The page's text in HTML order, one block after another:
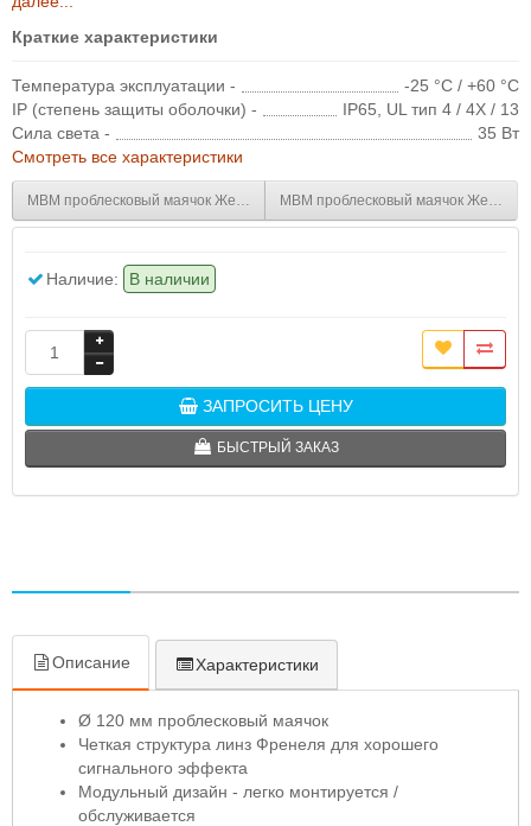
Краткие характеристики
Температура эксплуатации -
-25 °C / +60 °C
IP (степень защиты оболочки) -
IP65, UL тип 4 / 4X / 13
Сила света -
35 Вт
Смотреть все характеристики
MBM проблесковый маячок Желтый 110-120 V AC, Трубка NPT 1/2
MBM проблесковый маячок Желтый
Наличие: В наличии
ЗАПРОСИТЬ ЦЕНУ
БЫСТРЫЙ ЗАКАЗ
Описание Характеристики
Ø 120 мм проблесковый маячок
Четкая структура линз Френеля для хорошего
сигнального эффекта
Модульный дизайн - легко монтируется /
обслуживается